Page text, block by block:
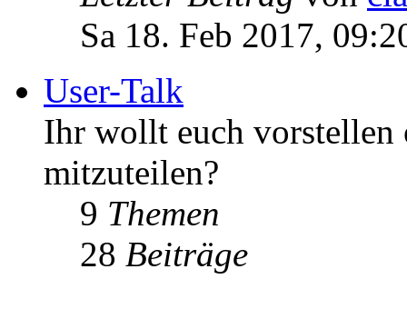
Sa 18. Feb 2017,
User-Talk
Ihr wollt euch vorstellen
mitzuteilen?
9 Themen
28 Beiträge